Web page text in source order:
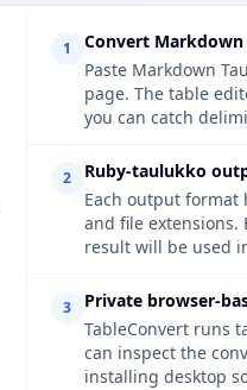
1
Convert
Paste Markdown
page. The table
you can catch
2
Ruby-taulukko
Each output format
and file extensions.
result will be used
3
Private browser-
TableConvert runs
can inspect the
installing desktop